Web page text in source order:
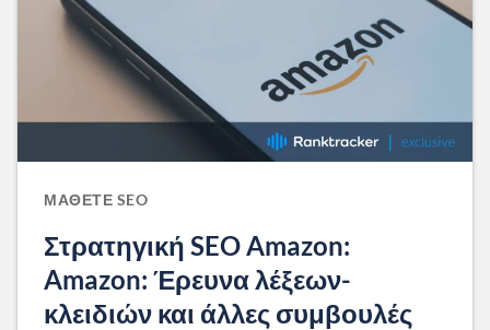
ΜΆΘΕΤΕ SEO
Στρατηγική SEO Amazon:
Amazon: Έρευνα λέξεων-
κλειδιών και άλλες συμβουλές